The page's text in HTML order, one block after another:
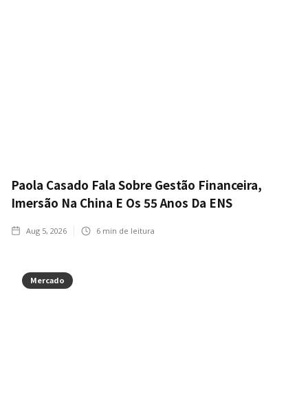
Paola Casado Fala Sobre Gestão Financeira,
Imersão Na China E Os 55 Anos Da ENS
Aug 5, 2026 6 min de leitura
Mercado